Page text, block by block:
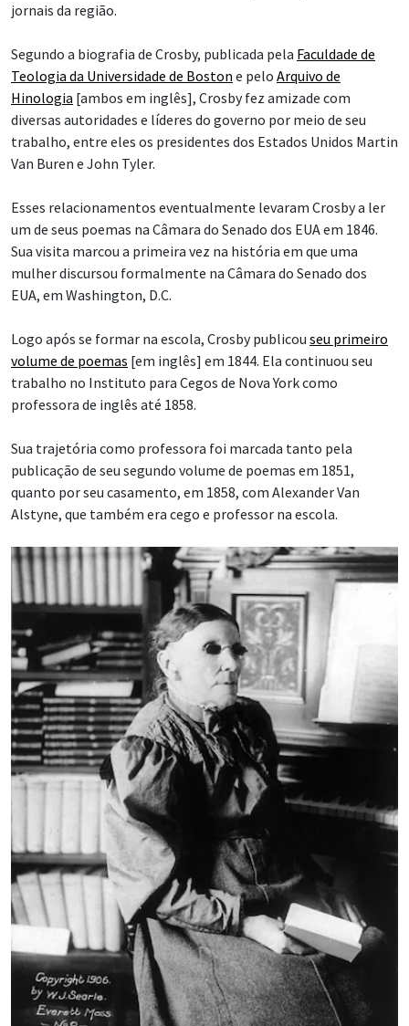
jornais da região.
Segundo a biografia de Crosby, publicada pela Faculdade de
Teologia da Universidade de Boston e pelo Arquivo de
Hinologia [ambos em inglês], Crosby fez amizade com
diversas autoridades e líderes do governo por meio de seu
trabalho, entre eles os presidentes dos Estados Unidos Martin
Van Buren e John Tyler.
Esses relacionamentos eventualmente levaram Crosby a ler
um de seus poemas na Câmara do Senado dos EUA em 1846.
Sua visita marcou a primeira vez na história em que uma
mulher discursou formalmente na Câmara do Senado dos
EUA, em Washington, D.C.
Logo após se formar na escola, Crosby publicou seu primeiro
volume de poemas [em inglês] em 1844. Ela continuou seu
trabalho no Instituto para Cegos de Nova York como
professora de inglês até 1858.
Sua trajetória como professora foi marcada tanto pela
publicação de seu segundo volume de poemas em 1851,
quanto por seu casamento, em 1858, com Alexander Van
Alstyne, que também era cego e professor na escola.